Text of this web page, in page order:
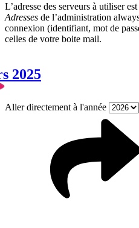
L’adresse des serveurs à utiliser
Adresses de l’administration
connexion (identifiant, mot de
celles de votre boite mail.
2025
Aller directement à l'année